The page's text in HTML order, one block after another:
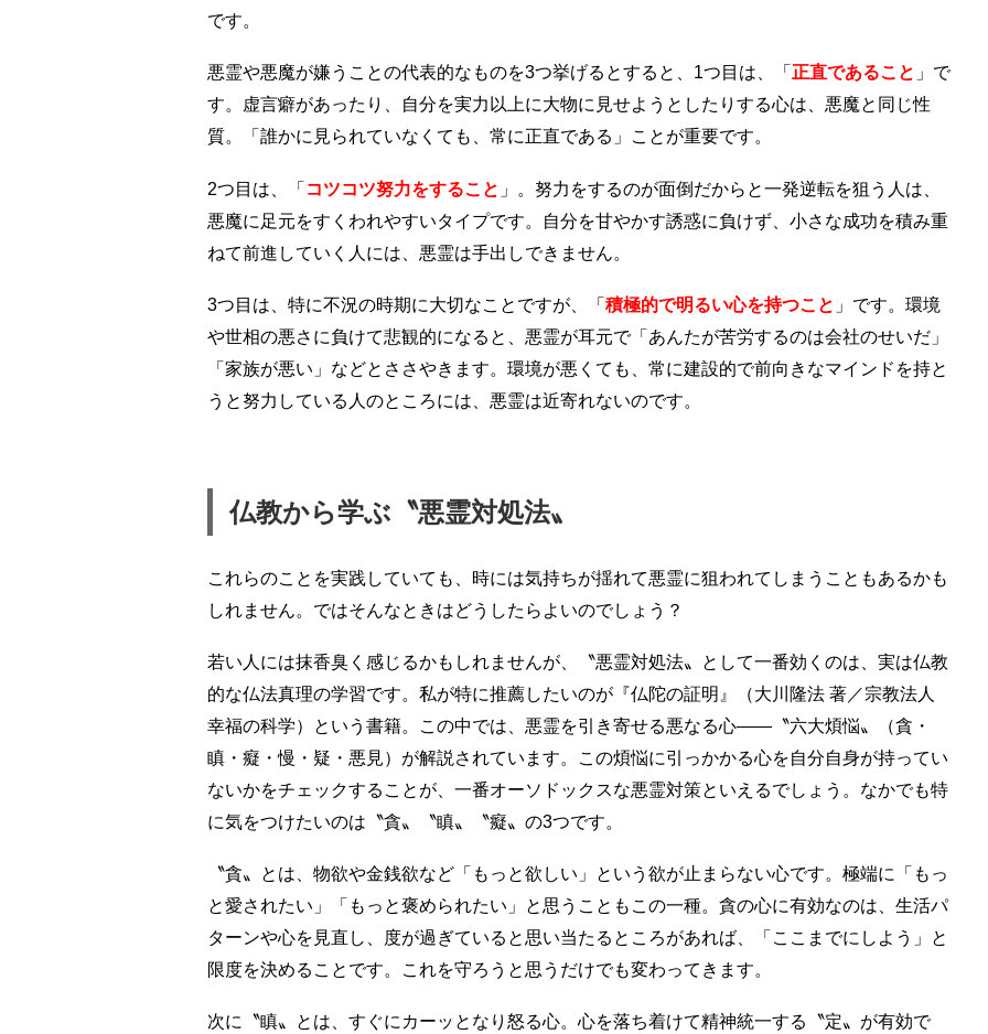
です。
悪霊や悪魔が嫌うことの代表的なものを3つ挙げるとすると、1つ目は、「 正直であること 」で
す。虚言癖があったり、自分を実力以上に大物に見せようとしたりする心は、悪魔と同じ性
質。「誰かに見られていなくても、常に正直である」ことが重要です。
2つ目は、「コツコツ努力をすること 」。努力をするのが面倒だからと一発逆転を狙う人は、
悪魔に足元をすくわれやすいタイプです。自分を甘やかす誘惑に負けず、小さな成功を積み重
ねて前進していく人には、悪霊は手出しできません。
3つ目は、特に不況の時期に大切なことですが、「積極的で明るい心を持つこと 」です。環境
や世相の悪さに負けて悲観的になると、悪霊が耳元で「あんたが苦労するのは会社のせいだ」
「家族が悪い」などとささやきます。環境が悪くても、常に建設的で前向きなマインドを持と
うと努力している人のところには、悪霊は近寄れないのです。
仏教から学ぶ〝悪霊対処法〟
これらのことを実践していても、時には気持ちが揺れて悪霊に狙われてしまうこともあるかも
しれません。ではそんなときはどうしたらよいのでしょう？
若い人には抹香臭く感じるかもしれませんが、〝悪霊対処法〟として一番効くのは、実は仏教
的な仏法真理の学習です。私が特に推薦したいのが『仏陀の証明』（大川隆法 著／宗教法人
幸福の科学）という書籍。この中では、悪霊を引き寄せる悪なる心――〝六大煩悩〟（貪・
瞋・癡・慢・疑・悪見）が解説されています。この煩悩に引っかかる心を自分自身が持ってい
ないかをチェックすることが、一番オーソドックスな悪霊対策といえるでしょう。なかでも特
に気をつけたいのは〝貪〟〝瞋〟〝癡〟の3つです。
〝貪〟とは、物欲や金銭欲など「もっと欲しい」という欲が止まらない心です。極端に「もっ
と愛されたい」「もっと褒められたい」と思うこともこの一種。貪の心に有効なのは、生活パ
ターンや心を見直し、度が過ぎていると思い当たるところがあれば、「ここまでにしよう」と
限度を決めることです。これを守ろうと思うだけでも変わってきます。
次に〝瞋〟とは、すぐにカーッとなり怒る心。心を落ち着けて精神統一する〝定〟が有効で